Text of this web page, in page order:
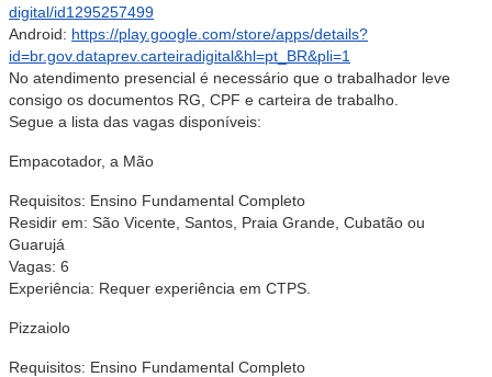
digital/id1295257499
Android: https://play.google.com/store/apps/details?
id=br.gov.dataprev.carteiradigital&hl=pt_BR&pli=1
No atendimento presencial é necessário que o trabalhador leve
consigo os documentos RG, CPF e carteira de trabalho.
Segue a lista das vagas disponíveis:
Empacotador, a Mão
Requisitos: Ensino Fundamental Completo
Residir em: São Vicente, Santos, Praia Grande, Cubatão ou
Guarujá
Vagas: 6
Experiência: Requer experiência em CTPS.
Pizzaiolo
Requisitos: Ensino Fundamental Completo